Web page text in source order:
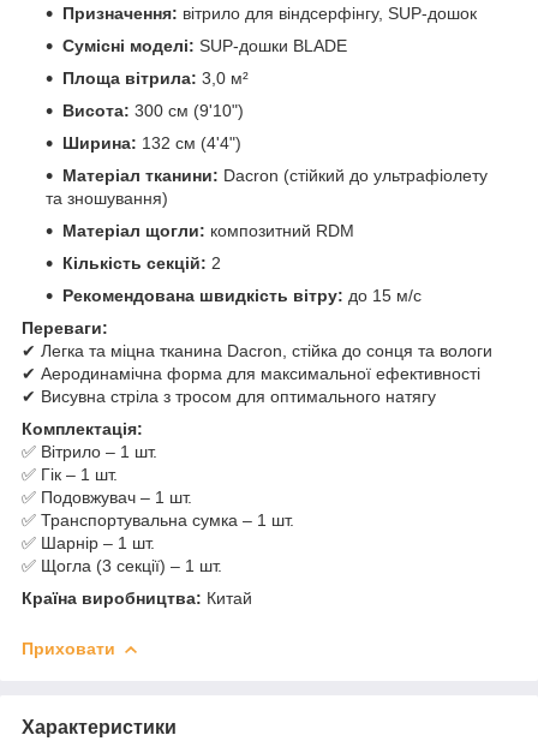
Призначення: вітрило для віндсерфінгу, SUP-дошок
Сумісні моделі: SUP-дошки BLADE
Площа вітрила: 3,0 м²
Висота: 300 см (9'10")
Ширина: 132 см (4'4")
Матеріал тканини: Dacron (стійкий до ультрафіолету
та зношування)
Матеріал щогли: композитний RDM
Кількість секцій: 2
Рекомендована швидкість вітру: до 15 м/с
Переваги:
✔ Легка та міцна тканина Dacron, стійка до сонця та вологи
✔ Аеродинамічна форма для максимальної ефективності
✔ Висувна стріла з тросом для оптимального натягу
Комплектація:
✅ Вітрило – 1 шт.
✅ Гік – 1 шт.
✅ Подовжувач – 1 шт.
✅ Транспортувальна сумка – 1 шт.
✅ Шарнір – 1 шт.
✅ Щогла (3 секції) – 1 шт.
Країна виробництва: Китай
Приховати
Характеристики